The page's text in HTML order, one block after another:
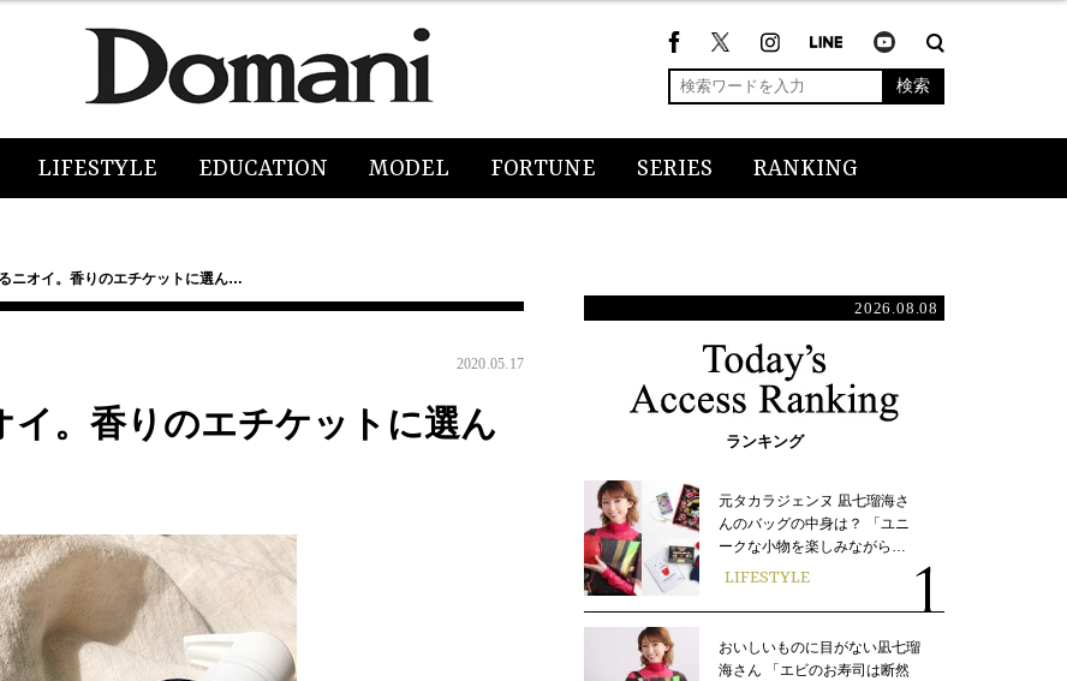
検索
LIFESTYLE EDUCATION MODEL FORTUNE SERIES RANKING
ニオイ。香りのエチケットに選ん…
2020.05.17
。香りのエチケットに選ん
2026.08.08
ランキング
元タカラジェンヌ 凪七瑠海さ
んのバッグの中身は？ 「ユニ
ークな小物を楽しみながら…
LIFESTYLE
おいしいものに目がない凪七瑠
海さん 「エビのお寿司は断然